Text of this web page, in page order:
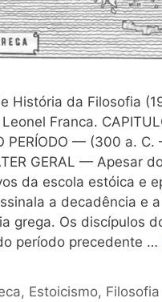
História da Filosofia
Franca.
PERÍODO — (300 a.
GERAL — Apesar
da escola estóica e
a decadência e
grega. Os discípulos
período precedente …
, Estoicismo,